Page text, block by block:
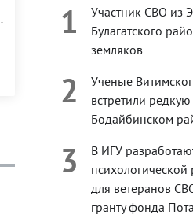
1
Участник СВО из
Булагатского
земляков
2
Ученые
встретили редкую
Бодайбинском
3
В ИГУ
психологической
для ветеранов
гранту фонда